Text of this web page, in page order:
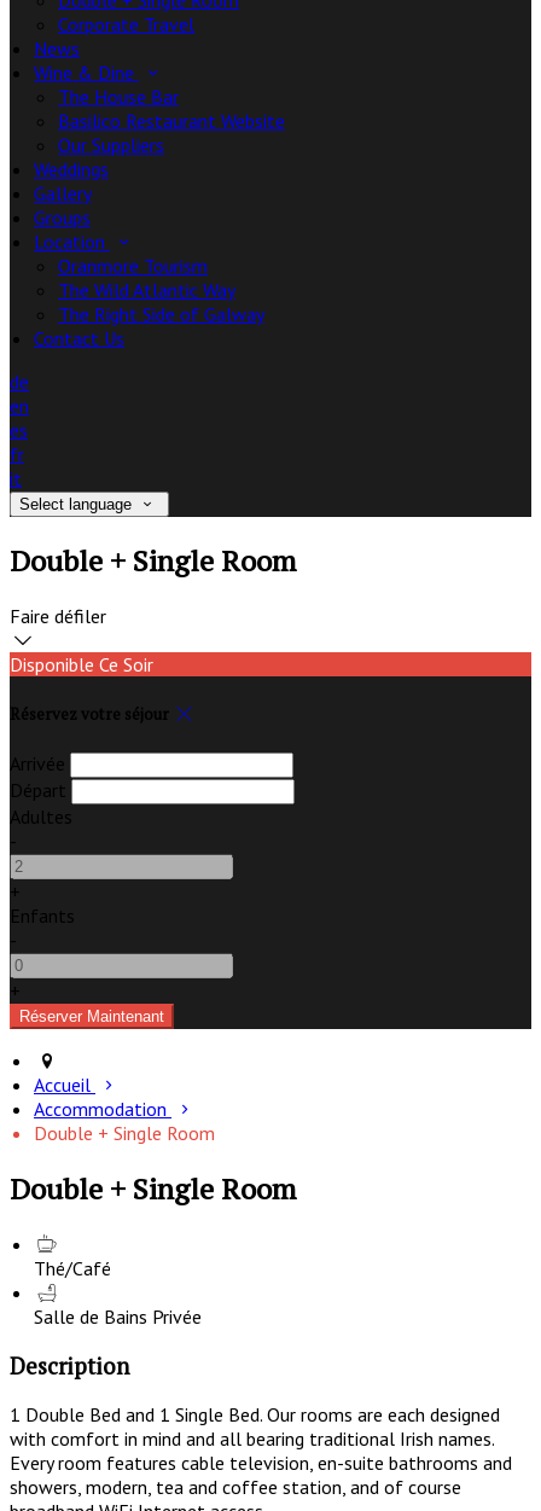
Corporate Travel
News
Wine & Dine
The House Bar
Basilico Restaurant Website
Our Suppliers
Weddings
Gallery
Groups
Location
Oranmore Tourism
The Wild Atlantic Way
The Right Side of Galway
Contact Us
de
en
es
fr
it
Select language
Double + Single Room
Faire défiler
Disponible Ce Soir
Réservez votre séjour
Arrivée
Départ
Adultes
-
+
Enfants
-
+
Accueil
Accommodation
Double + Single Room
Double + Single Room
Thé/Café
Salle de Bains Privée
Description
1 Double Bed and 1 Single Bed. Our rooms are each designed
with comfort in mind and all bearing traditional Irish names.
Every room features cable television, en-suite bathrooms and
showers, modern, tea and coffee station, and of course